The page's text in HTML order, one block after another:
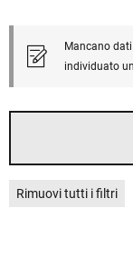
Mancano
individuato
Rimuovi tutti i filtri